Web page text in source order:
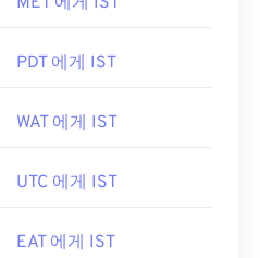
PDT 에게 IST
WAT 에게 IST
UTC 에게 IST
EAT 에게 IST